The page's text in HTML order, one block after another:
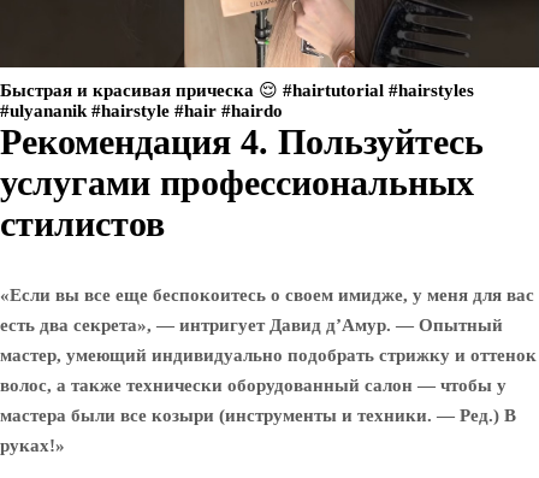
Быстрая и красивая прическа 😌 #hairtutorial #hairstyles
#ulyananik #hairstyle #hair #hairdo
Рекомендация 4. Пользуйтесь
услугами профессиональных
стилистов
«Если вы все еще беспокоитесь о своем имидже, у меня для вас
есть два секрета», — интригует Давид д’Амур. — Опытный
мастер, умеющий индивидуально подобрать стрижку и оттенок
волос, а также технически оборудованный салон — чтобы у
мастера были все козыри (инструменты и техники. — Ред.) В
руках!»